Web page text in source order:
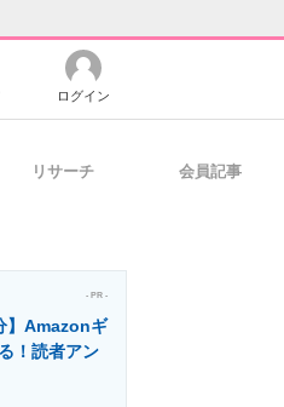
く分かる
ログイン
リサーチ 会員記事
- PR -
】Amazonギ
！読者アン